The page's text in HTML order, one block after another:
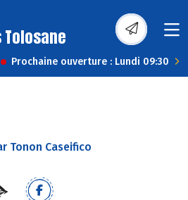
Prochaine ouverture : Lundi 09:30
Tonon Caseifico